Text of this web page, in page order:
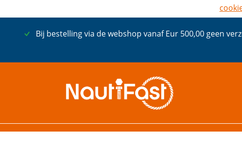
Bij bestelling via de webshop vanaf Eur 500,00 geen